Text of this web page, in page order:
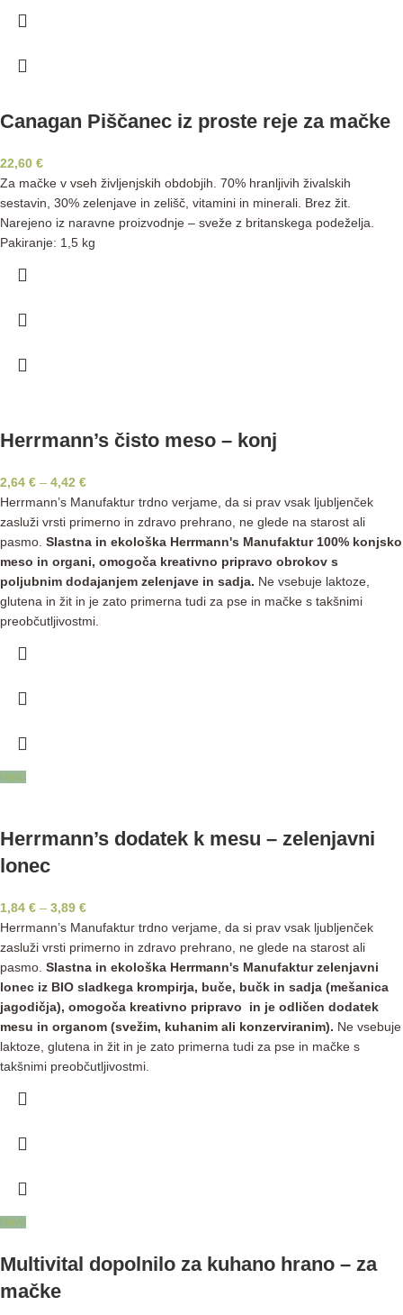
Canagan Piščanec iz proste reje za mačke
22,60 €
Za mačke v vseh življenjskih obdobjih. 70% hranljivih živalskih
sestavin, 30% zelenjave in zelišč, vitamini in minerali. Brez žit.
Narejeno iz naravne proizvodnje – sveže z britanskega podeželja.
Pakiranje: 1,5 kg
Herrmann’s čisto meso – konj
2,64 € – 4,42 €
Herrmann’s Manufaktur trdno verjame, da si prav vsak ljubljenček
zasluži vrsti primerno in zdravo prehrano, ne glede na starost ali
pasmo. Slastna in ekološka Herrmann's Manufaktur 100% konjsko
meso in organi, omogoča kreativno pripravo obrokov s
poljubnim dodajanjem zelenjave in sadja. Ne vsebuje laktoze,
glutena in žit in je zato primerna tudi za pse in mačke s takšnimi
preobčutljivostmi.
Novo
Herrmann’s dodatek k mesu – zelenjavni
lonec
1,84 € – 3,89 €
Herrmann’s Manufaktur trdno verjame, da si prav vsak ljubljenček
zasluži vrsti primerno in zdravo prehrano, ne glede na starost ali
pasmo. Slastna in ekološka Herrmann's Manufaktur zelenjavni
lonec iz BIO sladkega krompirja, buče, bučk in sadja (mešanica
jagodičja), omogoča kreativno pripravo in je odličen dodatek
mesu in organom (svežim, kuhanim ali konzerviranim). Ne vsebuje
laktoze, glutena in žit in je zato primerna tudi za pse in mačke s
takšnimi preobčutljivostmi.
Novo
Multivital dopolnilo za kuhano hrano – za
mačke